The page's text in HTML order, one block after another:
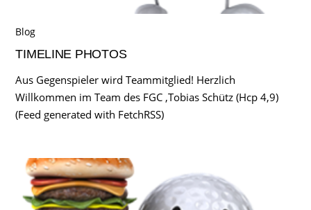
Blog
TIMELINE PHOTOS
Aus Gegenspieler wird Teammitglied! Herzlich
Willkommen im Team des FGC ,Tobias Schütz (Hcp 4,9)
(Feed generated with FetchRSS)